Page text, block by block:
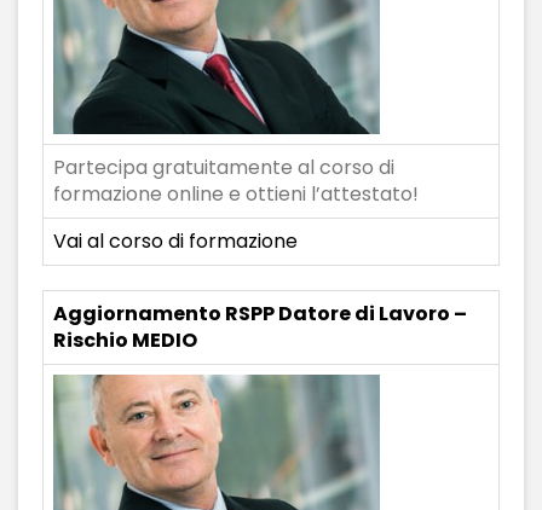
Partecipa gratuitamente al corso di
formazione online e ottieni l’attestato!
Vai al corso di formazione
Aggiornamento RSPP Datore di Lavoro –
Rischio MEDIO